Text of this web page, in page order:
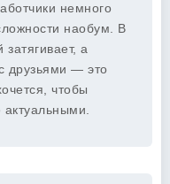
немного
наобум. В
а
друзьями — это
чтобы